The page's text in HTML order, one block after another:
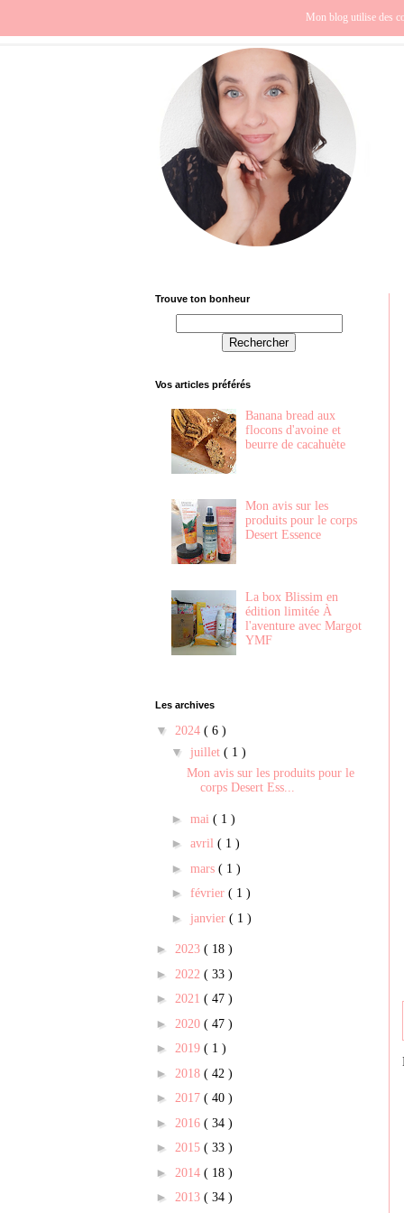
Europe
Trouve ton bonheur
Vos articles préférés
Banana bread aux
flocons d'avoine et
beurre de cacahuète
Mon avis sur les
produits pour le corps
Desert Essence
La box Blissim en
édition limitée À
l'aventure avec Margot
YMF
Les archives
▼ 2024 ( 6 )
▼ juillet ( 1 )
Mon avis sur les produits pour le
corps Desert Ess...
► mai ( 1 )
► avril ( 1 )
► mars ( 1 )
► février ( 1 )
► janvier ( 1 )
► 2023 ( 18 )
► 2022 ( 33 )
► 2021 ( 47 )
► 2020 ( 47 )
► 2019 ( 1 )
► 2018 ( 42 )
► 2017 ( 40 )
► 2016 ( 34 )
► 2015 ( 33 )
► 2014 ( 18 )
► 2013 ( 34 )
Mon blog utilise des